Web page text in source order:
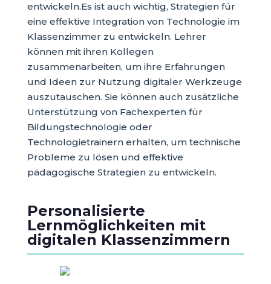
entwickeln.Es ist auch wichtig, Strategien für
eine effektive Integration von Technologie im
Klassenzimmer zu entwickeln. Lehrer
können mit ihren Kollegen
zusammenarbeiten, um ihre Erfahrungen
und Ideen zur Nutzung digitaler Werkzeuge
auszutauschen. Sie können auch zusätzliche
Unterstützung von Fachexperten für
Bildungstechnologie oder
Technologietrainern erhalten, um technische
Probleme zu lösen und effektive
pädagogische Strategien zu entwickeln.
Personalisierte
Lernmöglichkeiten mit
digitalen Klassenzimmern